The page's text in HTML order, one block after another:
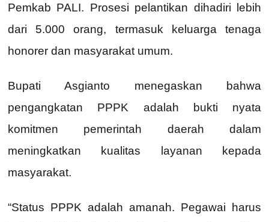
Pemkab PALI. Prosesi pelantikan dihadiri lebih
dari 5.000 orang, termasuk keluarga tenaga
honorer dan masyarakat umum.
Bupati Asgianto menegaskan bahwa
pengangkatan PPPK adalah bukti nyata
komitmen pemerintah daerah dalam
meningkatkan kualitas layanan kepada
masyarakat.
“Status PPPK adalah amanah. Pegawai harus